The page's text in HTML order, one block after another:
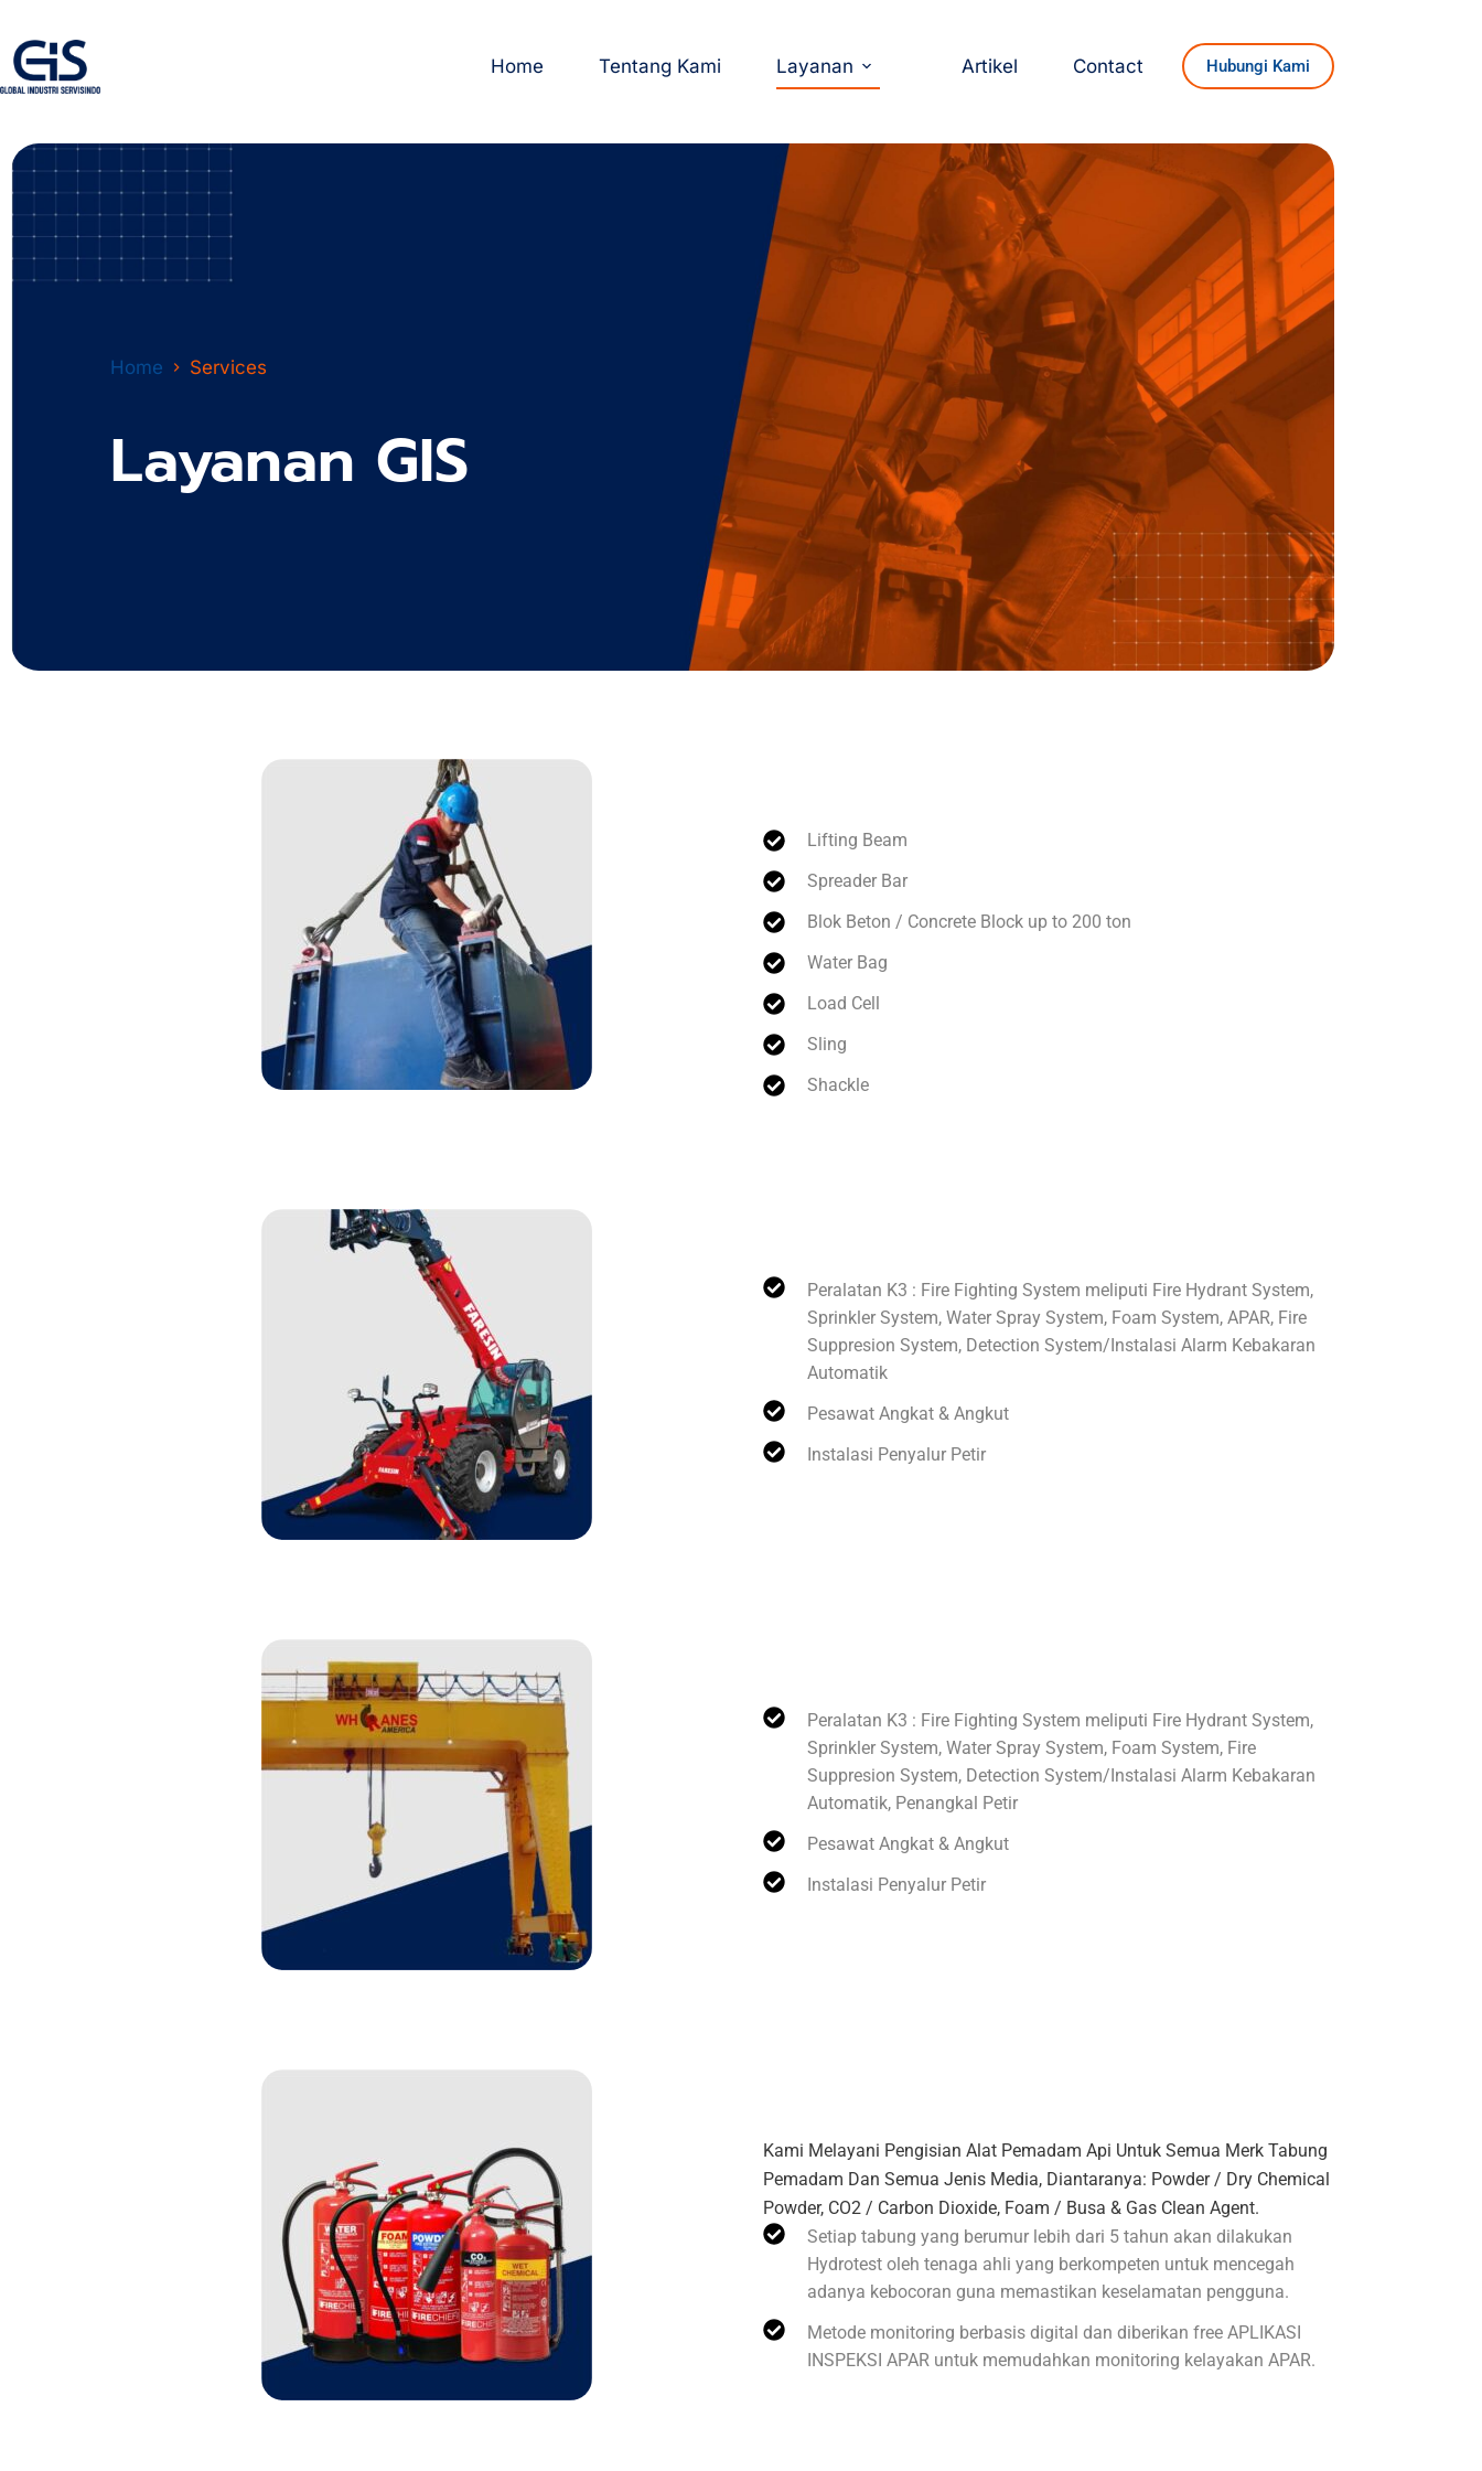
Home Tentang Kami Layanan Artikel Contact Hubungi Kami
Home Services
Layanan GIS
Lifting Beam
Spreader Bar
Blok Beton / Concrete Block up to 200 ton
Water Bag
Load Cell
Sling
Shackle
Peralatan K3 : Fire Fighting System meliputi Fire Hydrant System,
Sprinkler System, Water Spray System, Foam System, APAR, Fire
Suppresion System, Detection System/Instalasi Alarm Kebakaran
Automatik
Pesawat Angkat & Angkut
Instalasi Penyalur Petir
Peralatan K3 : Fire Fighting System meliputi Fire Hydrant System,
Sprinkler System, Water Spray System, Foam System, Fire
Suppresion System, Detection System/Instalasi Alarm Kebakaran
Automatik, Penangkal Petir
Pesawat Angkat & Angkut
Instalasi Penyalur Petir
Kami Melayani Pengisian Alat Pemadam Api Untuk Semua Merk Tabung
Pemadam Dan Semua Jenis Media, Diantaranya: Powder / Dry Chemical
Powder, CO2 / Carbon Dioxide, Foam / Busa & Gas Clean Agent.
Setiap tabung yang berumur lebih dari 5 tahun akan dilakukan
Hydrotest oleh tenaga ahli yang berkompeten untuk mencegah
adanya kebocoran guna memastikan keselamatan pengguna.
Metode monitoring berbasis digital dan diberikan free APLIKASI
INSPEKSI APAR untuk memudahkan monitoring kelayakan APAR.